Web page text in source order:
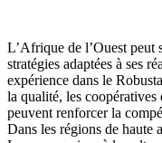
L’Afrique de l’Ouest peut
stratégies adaptées à ses
expérience dans le
la qualité, les coopératives
peuvent renforcer la
Dans les régions de haute